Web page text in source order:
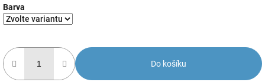
Barva
Do košíku